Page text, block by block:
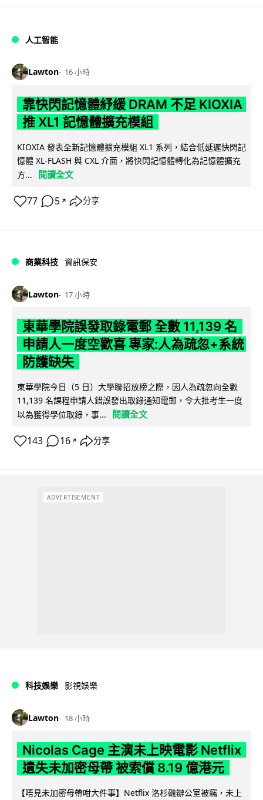
人工智能
Lawton 16 小時
靠快閃記憶體紓緩 DRAM 不足 KIOXIA
推 XL1 記憶體擴充模組
KIOXIA 發表全新記憶體擴充模組 XL1 系列，結合低延遲快閃記
憶體 XL-FLASH 與 CXL 介面，將快閃記憶體轉化為記憶體擴充
方...
閱讀全文
77 5 ↗ 分享
商業科技 資訊保安
Lawton 17 小時
東華學院誤發取錄電郵 全數 11,139 名
申請人一度空歡喜 專家:人為疏忽+系統
防護缺失
東華學院今日（5 日）大學聯招放榜之際，因人為疏忽向全數
11,139 名課程申請人錯誤發出取錄通知電郵，令大批考生一度
以為獲得學位取錄，事...
閱讀全文
143 16 ↗ 分享
ADVERTISEMENT
科技娛樂 影視娛樂
Lawton 18 小時
Nicolas Cage 主演未上映電影 Netflix
遺失未加密母帶 被索償 8.19 億港元
【唔見未加密母帶咁大件事】Netflix 洛杉磯辦公室被竊，未上